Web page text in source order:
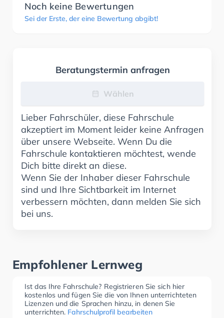
Noch keine Bewertungen
Sei der Erste, der eine Bewertung abgibt!
Beratungstermin anfragen
Wählen
Lieber Fahrschüler, diese Fahrschule
akzeptiert im Moment leider keine Anfragen
über unsere Webseite. Wenn Du die
Fahrschule kontaktieren möchtest, wende
Dich bitte direkt an diese.
Wenn Sie der Inhaber dieser Fahrschule
sind und Ihre Sichtbarkeit im Internet
verbessern möchten, dann melden Sie sich
bei uns.
Empfohlener Lernweg
Ist das Ihre Fahrschule? Registrieren Sie sich hier
kostenlos und fügen Sie die von Ihnen unterrichteten
Lizenzen und die Sprachen hinzu, in denen Sie
unterrichten. Fahrschulprofil bearbeiten